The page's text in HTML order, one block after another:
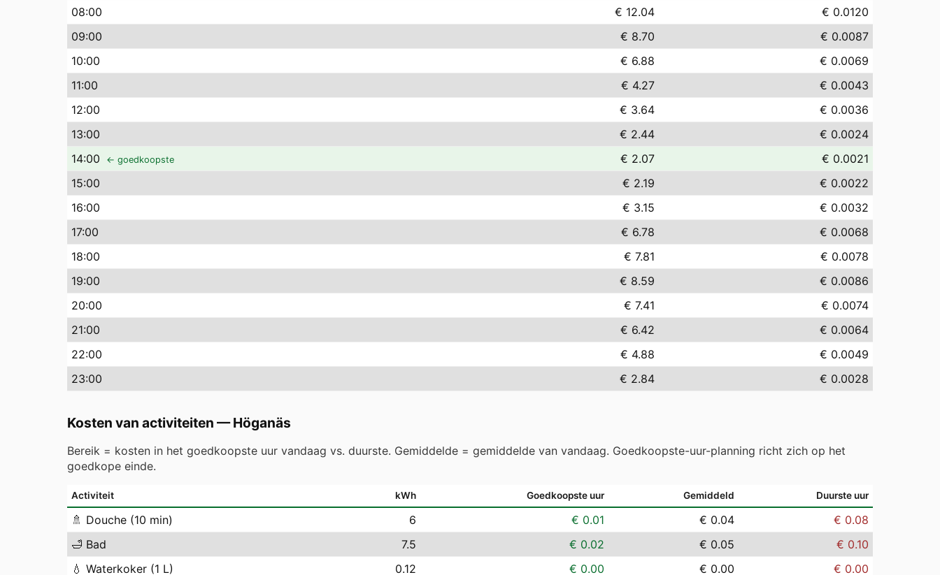
08:00 € 12.04
€ 0.0120
09:00 € 8.70
€ 0.0087
10:00 € 6.88
€ 0.0069
11:00 € 4.27
€ 0.0043
12:00 € 3.64
€ 0.0036
13:00 € 2.44
€ 0.0024
14:00 ← goedkoopste € 2.07
€ 0.0021
15:00 € 2.19
€ 0.0022
16:00 € 3.15
€ 0.0032
17:00 € 6.78
€ 0.0068
18:00 € 7.81
€ 0.0078
19:00 € 8.59
€ 0.0086
20:00 € 7.41
€ 0.0074
21:00 € 6.42
€ 0.0064
22:00 € 4.88
€ 0.0049
23:00 € 2.84 € 0.0028
Kosten van activiteiten —Höganäs
Bereik = kosten in het goedkoopste uur vandaag vs. duurste. Gemiddelde = gemiddelde van vandaag. Goedkoopste-uur-planning richt zich op het
goedkope einde.
Activiteit kWh Goedkoopste uur Gemiddeld Duurste uur
🚿 Douche (10 min) 6 € 0.01 € 0.04
€ 0.08
🛁 Bad 7.5 € 0.02 € 0.05
€ 0.10
💧 Waterkoker (1 L) 0.12 € 0.00 € 0.00
€ 0.00